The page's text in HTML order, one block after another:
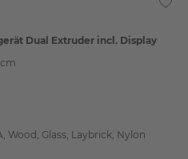
Dual Extruder incl. Display
Wood, Glass, Laybrick, Nylon